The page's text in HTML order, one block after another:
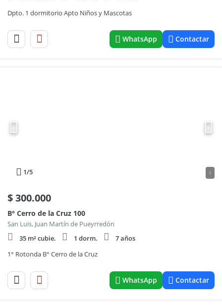
Dpto. 1 dormitorio Apto Niños y Mascotas
WhatsApp Contactar
1/5 1
$300.000
B° Cerro de la Cruz 100
San Luis, Juan Martín de Pueyrredón
35 m² cubie.
1 dorm.
7 años
1° Rotonda B° Cerro de la Cruz
WhatsApp Contactar